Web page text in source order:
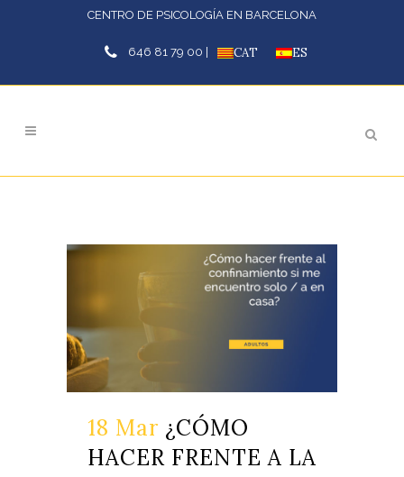
CENTRO DE PSICOLOGÍA EN BARCELONA
646 81 79 00 | CAT ES
18 Mar ¿CÓMO
HACER FRENTE A LA